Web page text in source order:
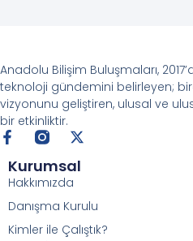
Anadolu Bilişim Buluşmaları,
teknoloji gündemini belirleyen;
vizyonunu geliştiren, ulusal ve
bir etkinliktir.
Kurumsal
Hakkımızda
Danışma Kurulu
Kimler ile Çalıştık?